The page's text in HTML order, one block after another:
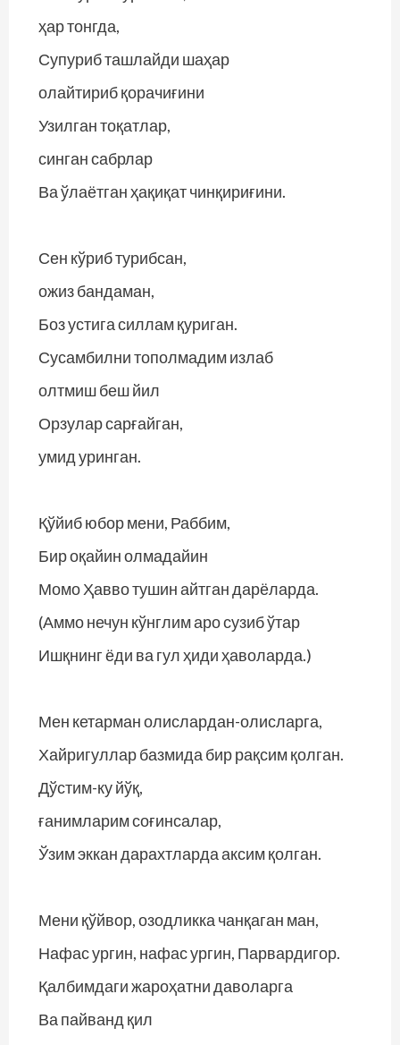
ҳар тонгда,
Супуриб ташлайди шаҳар
олайтириб қорачиғини
Узилган тоқатлар,
синган сабрлар
Ва ўлаётган ҳақиқат чинқириғини.
Сен кўриб турибсан,
ожиз бандаман,
Боз устига силлам қуриган.
Сусамбилни тополмадим излаб
олтмиш беш йил
Орзулар сарғайган,
умид уринган.
Қўйиб юбор мени, Раббим,
Бир оқайин олмадайин
Момо Ҳавво тушин айтган дарёларда.
(Аммо нечун кўнглим аро сузиб ўтар
Ишқнинг ёди ва гул ҳиди ҳаволарда.)
Мен кетарман олислардан-олисларга,
Хайригуллар базмида бир рақсим қолган.
Дўстим-ку йўқ,
ғанимларим соғинсалар,
Ўзим эккан дарахтларда аксим қолган.
Мени қўйвор, озодликка чанқаган ман,
Нафас ургин, нафас ургин, Парвардигор.
Қалбимдаги жароҳатни даволарга
Ва пайванд қил